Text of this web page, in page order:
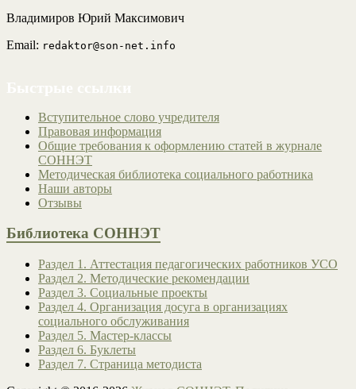
Владимиров Юрий Максимович
Email: redaktor@son-net.info
Вступительное слово учредителя
Правовая информация
Общие требования к оформлению статей в журнале
СОННЭТ
Методическая библиотека социального работника
Наши авторы
Отзывы
Библиотека СОННЭТ
Раздел 1. Аттестация педагогических работников УСО
Раздел 2. Методические рекомендации
Раздел 3. Социальные проекты
Раздел 4. Организация досуга в организациях
социального обслуживания
Раздел 5. Мастер-классы
Раздел 6. Буклеты
Раздел 7. Страница методиста